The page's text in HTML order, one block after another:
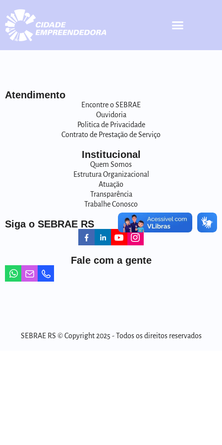
Atendimento
Encontre o SEBRAE
Ouvidoria
Politica de Privacidade
Contrato de Prestação de Serviço
Institucional
Quem Somos
Estrutura Organizacional
Atuação
Transparência
Trabalhe Conosco
Siga o SEBRAE RS
Fale com a gente
SEBRAE RS © Copyright 2025 - Todos os direitos reservados